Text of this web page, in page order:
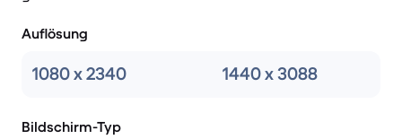
Auflösung
1080 x 2340 1440 x 3088
Bildschirm-Typ